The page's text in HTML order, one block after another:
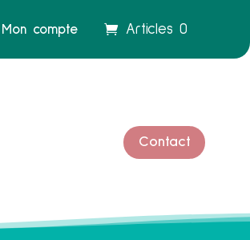
Mon compte Articles 0
Contact